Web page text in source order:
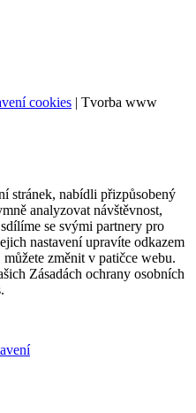
cookies | Tvorba www
stránek, nabídli přizpůsobený
analyzovat návštěvnost,
se svými partnery pro
nastavení upravíte odkazem
změnit v patičce webu.
Zásadách ochrany osobních